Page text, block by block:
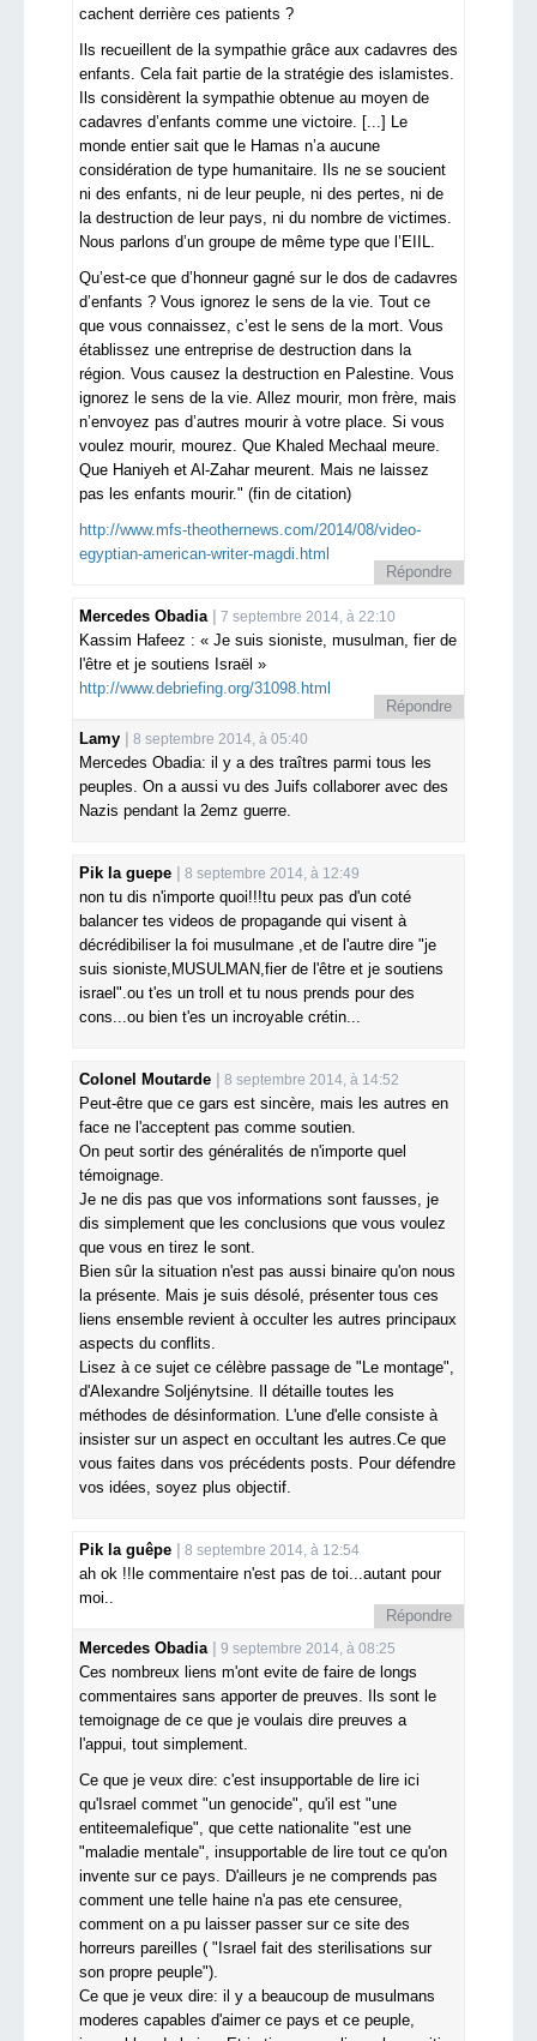
cachent derrière ces patients ?
Ils recueillent de la sympathie grâce aux cadavres des
enfants. Cela fait partie de la stratégie des islamistes.
Ils considèrent la sympathie obtenue au moyen de
cadavres d’enfants comme une victoire. [...] Le
monde entier sait que le Hamas n’a aucune
considération de type humanitaire. Ils ne se soucient
ni des enfants, ni de leur peuple, ni des pertes, ni de
la destruction de leur pays, ni du nombre de victimes.
Nous parlons d’un groupe de même type que l’EIIL.
Qu’est-ce que d’honneur gagné sur le dos de cadavres
d’enfants ? Vous ignorez le sens de la vie. Tout ce
que vous connaissez, c’est le sens de la mort. Vous
établissez une entreprise de destruction dans la
région. Vous causez la destruction en Palestine. Vous
ignorez le sens de la vie. Allez mourir, mon frère, mais
n’envoyez pas d’autres mourir à votre place. Si vous
voulez mourir, mourez. Que Khaled Mechaal meure.
Que Haniyeh et Al-Zahar meurent. Mais ne laissez
pas les enfants mourir." (fin de citation)
http://www.mfs-theothernews.com/2014/08/video-
egyptian-american-writer-magdi.html
Répondre
Mercedes Obadia 7 septembre 2014, à 22:10
Kassim Hafeez : « Je suis sioniste, musulman, fier de
l'être et je soutiens Israël »
http://www.debriefing.org/31098.html
Répondre
Lamy
8 septembre 2014, à 05:40
Mercedes Obadia: il y a des traîtres parmi tous les
peuples. On a aussi vu des Juifs collaborer avec des
Nazis pendant la 2emz guerre.
Pik la guepe 8 septembre 2014, à 12:49
non tu dis n'importe quoi!!!tu peux pas d'un coté
balancer tes videos de propagande qui visent à
décrédibiliser la foi musulmane ,et de l'autre dire "je
suis sioniste,MUSULMAN,fier de l'être et je soutiens
israel".ou t'es un troll et tu nous prends pour des
cons...ou bien t'es un incroyable crétin...
Colonel Moutarde 8 septembre 2014, à 14:52
Peut-être que ce gars est sincère, mais les autres en
face ne l'acceptent pas comme soutien.
On peut sortir des généralités de n'importe quel
témoignage.
Je ne dis pas que vos informations sont fausses, je
dis simplement que les conclusions que vous voulez
que vous en tirez le sont.
Bien sûr la situation n'est pas aussi binaire qu'on nous
la présente. Mais je suis désolé, présenter tous ces
liens ensemble revient à occulter les autres principaux
aspects du conflits.
Lisez à ce sujet ce célèbre passage de "Le montage",
d'Alexandre Soljénytsine. Il détaille toutes les
méthodes de désinformation. L'une d'elle consiste à
insister sur un aspect en occultant les autres.Ce que
vous faites dans vos précédents posts. Pour défendre
vos idées, soyez plus objectif.
Pik la guêpe 8 septembre 2014, à 12:54
ah ok !!le commentaire n'est pas de toi...autant pour
moi..
Répondre
Mercedes Obadia
9 septembre 2014, à 08:25
Ces nombreux liens m'ont evite de faire de longs
commentaires sans apporter de preuves. Ils sont le
temoignage de ce que je voulais dire preuves a
l'appui, tout simplement.
Ce que je veux dire: c'est insupportable de lire ici
qu'Israel commet "un genocide", qu'il est "une
entiteemalefique", que cette nationalite "est une
"maladie mentale", insupportable de lire tout ce qu'on
invente sur ce pays. D'ailleurs je ne comprends pas
comment une telle haine n'a pas ete censuree,
comment on a pu laisser passer sur ce site des
horreurs pareilles ( "Israel fait des sterilisations sur
son propre peuple").
Ce que je veux dire: il y a beaucoup de musulmans
moderes capables d'aimer ce pays et ce peuple,